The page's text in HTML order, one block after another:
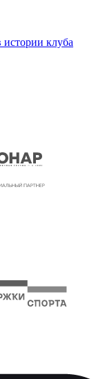
клуба